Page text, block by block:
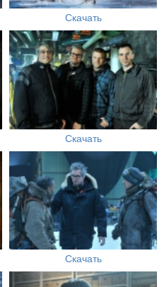
Скачать
Скачать
Скачать